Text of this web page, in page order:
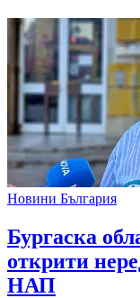
Новини България
Бургаска
открити
НАП